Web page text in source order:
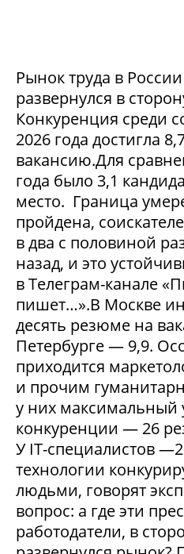
Рынок труда в
развернулся в
Конкуренция среди
2026 года достигла
вакансию.Для
года было 3,1
место. Граница
пройдена,
в два с половиной
назад, и это
в Телеграм-канале
пишет…».В Москве
десять резюме на
Петербурге — 9,9.
приходится
и прочим
у них максимальный
конкуренции — 26
У IT-специалистов
технологии
людьми, говорят
вопрос: а где эти
работодатели, в